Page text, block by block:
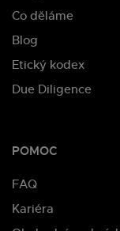
Co děláme
Blog
Etický kodex
Due Diligence
POMOC
FAQ
Kariéra